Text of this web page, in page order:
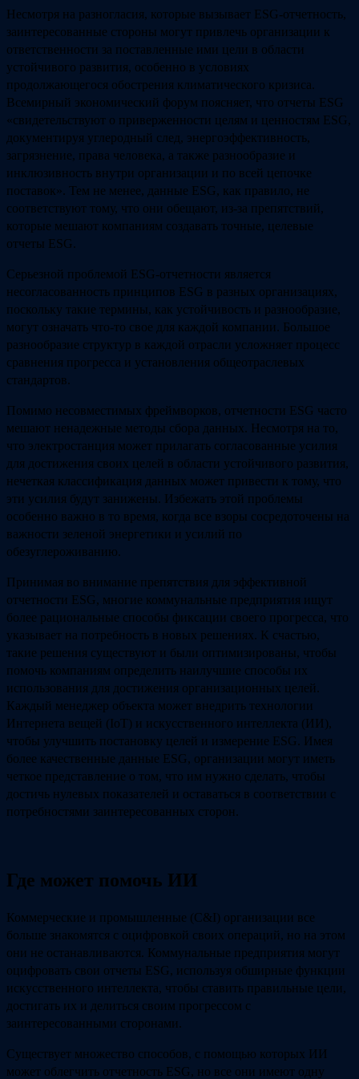
Несмотря на разногласия, которые вызывает ESG-отчетность,
заинтересованные стороны могут привлечь организации к
ответственности за поставленные ими цели в области
устойчивого развития, особенно в условиях
продолжающегося обострения климатического кризиса.
Всемирный экономический форум поясняет, что отчеты ESG
«свидетельствуют о приверженности целям и ценностям ESG,
документируя углеродный след, энергоэффективность,
загрязнение, права человека, а также разнообразие и
инклюзивность внутри организации и по всей цепочке
поставок». Тем не менее, данные ESG, как правило, не
соответствуют тому, что они обещают, из-за препятствий,
которые мешают компаниям создавать точные, целевые
отчеты ESG.
Серьезной проблемой ESG-отчетности является
несогласованность принципов ESG в разных организациях,
поскольку такие термины, как устойчивость и разнообразие,
могут означать что-то свое для каждой компании. Большое
разнообразие структур в каждой отрасли усложняет процесс
сравнения прогресса и установления общеотраслевых
стандартов.
Помимо несовместимых фреймворков, отчетности ESG часто
мешают ненадежные методы сбора данных. Несмотря на то,
что электростанция может прилагать согласованные усилия
для достижения своих целей в области устойчивого развития,
нечеткая классификация данных может привести к тому, что
эти усилия будут занижены. Избежать этой проблемы
особенно важно в то время, когда все взоры сосредоточены на
важности зеленой энергетики и усилий по
обезуглероживанию.
Принимая во внимание препятствия для эффективной
отчетности ESG, многие коммунальные предприятия ищут
более рациональные способы фиксации своего прогресса, что
указывает на потребность в новых решениях. К счастью,
такие решения существуют и были оптимизированы, чтобы
помочь компаниям определить наилучшие способы их
использования для достижения организационных целей.
Каждый менеджер объекта может внедрить технологии
Интернета вещей (IoT) и искусственного интеллекта (ИИ),
чтобы улучшить постановку целей и измерение ESG. Имея
более качественные данные ESG, организации могут иметь
четкое представление о том, что им нужно сделать, чтобы
достичь нулевых показателей и оставаться в соответствии с
потребностями заинтересованных сторон.
Где может помочь ИИ
Коммерческие и промышленные (C&I) организации все
больше знакомятся с оцифровкой своих операций, но на этом
они не останавливаются. Коммунальные предприятия могут
оцифровать свои отчеты ESG, используя обширные функции
искусственного интеллекта, чтобы ставить правильные цели,
достигать их и делиться своим прогрессом с
заинтересованными сторонами.
Существует множество способов, с помощью которых ИИ
может облегчить отчетность ESG, но все они имеют одну